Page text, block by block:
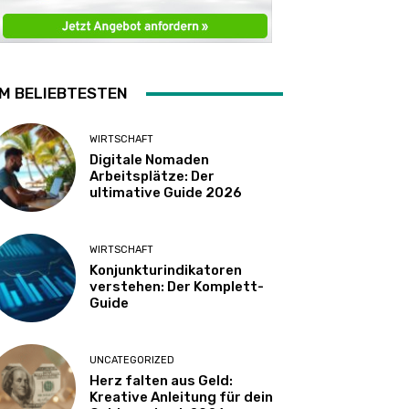
BELIEBTESTEN
WIRTSCHAFT
Digitale Nomaden
Arbeitsplätze: Der
ultimative Guide 2026
WIRTSCHAFT
Konjunkturindikatoren
verstehen: Der Komplett-
Guide
UNCATEGORIZED
Herz falten aus Geld:
Kreative Anleitung für dein